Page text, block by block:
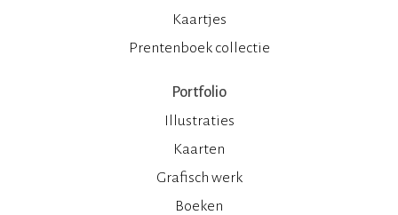
Kaartjes
Prentenboek collectie
Portfolio
Illustraties
Kaarten
Grafisch werk
Boeken